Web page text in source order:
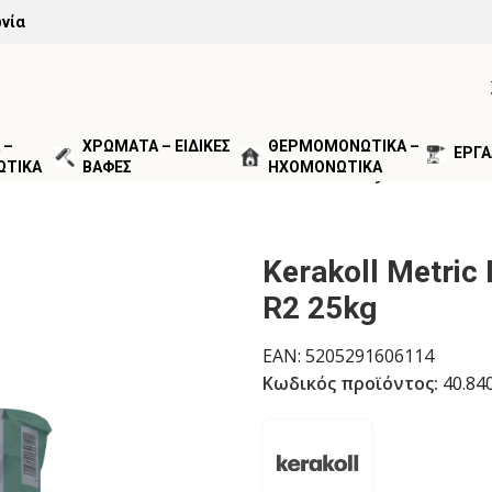
–
ΧΡΩΜΑΤΑ – ΕΙΔΙΚΕΣ
ΒΑΦΕΣ
ΘΕΡΜΟΜΟΝΩΤΙΚΑ –
ΗΧΟΜΟΝΩΤΙΚΑ
ΚΟΝΙΑΜΑΤΑ Kerakoll Metric Easy
Kerakoll Metric
R2 25kg
EAN: 5205291606114
Κωδικός προϊόντος: